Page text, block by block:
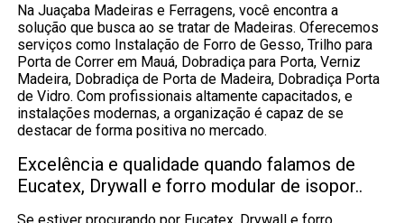
Na Juaçaba Madeiras e Ferragens, você encontra a
solução que busca ao se tratar de Madeiras. Oferecemos
serviços como Instalação de Forro de Gesso, Trilho para
Porta de Correr em Mauá, Dobradiça para Porta, Verniz
Madeira, Dobradiça de Porta de Madeira, Dobradiça Porta
de Vidro. Com profissionais altamente capacitados, e
instalações modernas, a organização é capaz de se
destacar de forma positiva no mercado.
Excelência e qualidade quando falamos de
Eucatex, Drywall e forro modular de isopor..